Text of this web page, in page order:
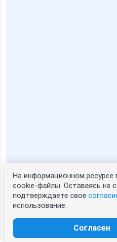
Статистика портрета:
сейчас просматривают портрет - 0
зарегистрированные пользователи
На информационном ресурсе
cookie-файлы. Оставаясь на
подтверждаете свое
использование.
Согласен